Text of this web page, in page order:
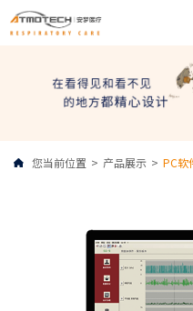
您当前位置 > 产品展示 > PC软